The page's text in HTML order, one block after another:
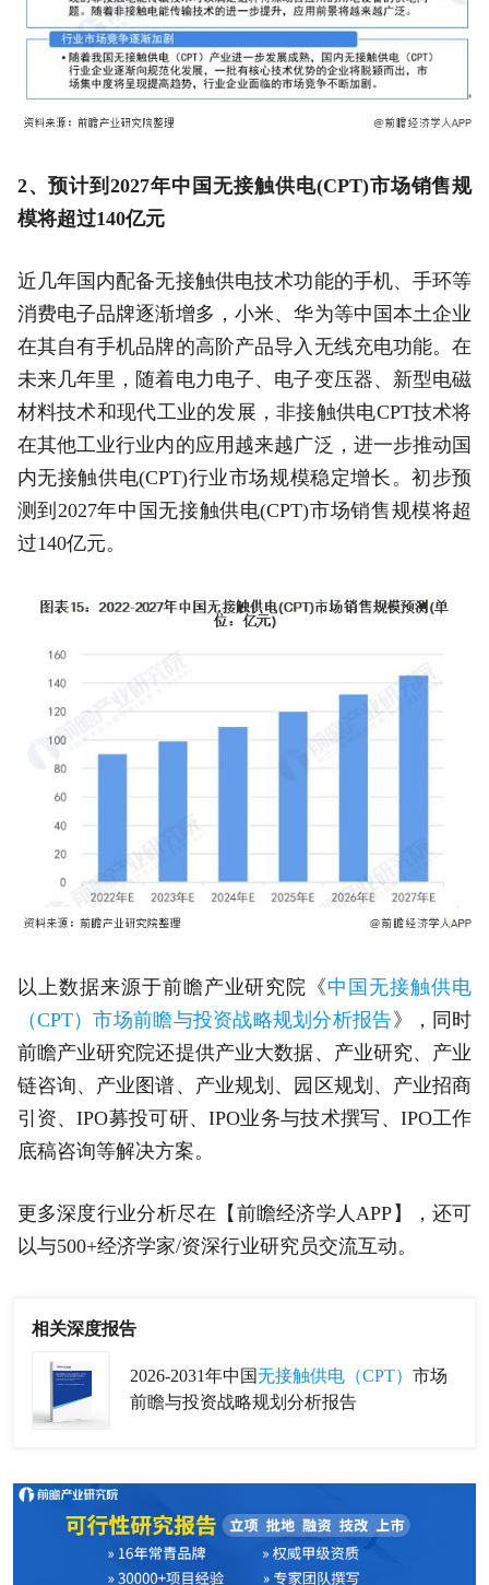
2、预计到2027年中国无接触供电(CPT)市场销售规
模将超过140亿元
近几年国内配备无接触供电技术功能的手机、手环等
消费电子品牌逐渐增多，小米、华为等中国本土企业
在其自有手机品牌的高阶产品导入无线充电功能。在
未来几年里，随着电力电子、电子变压器、新型电磁
材料技术和现代工业的发展，非接触供电CPT技术将
在其他工业行业内的应用越来越广泛，进一步推动国
内无接触供电(CPT)行业市场规模稳定增长。初步预
测到2027年中国无接触供电(CPT)市场销售规模将超
过140亿元。
以上数据来源于前瞻产业研究院《中国无接触供电
（CPT）市场前瞻与投资战略规划分析报告》，同时
前瞻产业研究院还提供产业大数据、产业研究、产业
链咨询、产业图谱、产业规划、园区规划、产业招商
引资、IPO募投可研、IPO业务与技术撰写、IPO工作
底稿咨询等解决方案。
更多深度行业分析尽在【前瞻经济学人APP】，还可
以与500+经济学家/资深行业研究员交流互动。
相关深度报告
2026-2031年中国无接触供电（CPT） 市场
前瞻与投资战略规划分析报告